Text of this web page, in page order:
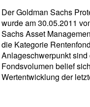
Der Goldman Sachs
wurde am 30.05.2011
Sachs Asset
die Kategorie
Anlageschwerpunkt
Fondsvolumen belief
Wertentwicklung der